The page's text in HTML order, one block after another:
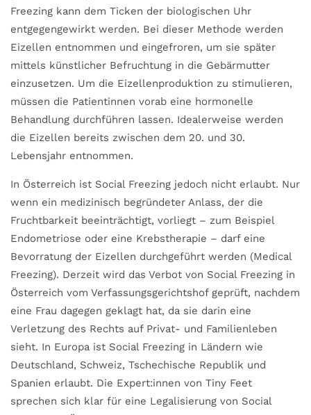
Freezing kann dem Ticken der biologischen Uhr
entgegengewirkt werden. Bei dieser Methode werden
Eizellen entnommen und eingefroren, um sie später
mittels künstlicher Befruchtung in die Gebärmutter
einzusetzen. Um die Eizellenproduktion zu stimulieren,
müssen die Patientinnen vorab eine hormonelle
Behandlung durchführen lassen. Idealerweise werden
die Eizellen bereits zwischen dem 20. und 30.
Lebensjahr entnommen.
In Österreich ist Social Freezing jedoch nicht erlaubt. Nur
wenn ein medizinisch begründeter Anlass, der die
Fruchtbarkeit beeinträchtigt, vorliegt – zum Beispiel
Endometriose oder eine Krebstherapie – darf eine
Bevorratung der Eizellen durchgeführt werden (Medical
Freezing). Derzeit wird das Verbot von Social Freezing in
Österreich vom Verfassungsgerichtshof geprüft, nachdem
eine Frau dagegen geklagt hat, da sie darin eine
Verletzung des Rechts auf Privat- und Familienleben
sieht. In Europa ist Social Freezing in Ländern wie
Deutschland, Schweiz, Tschechische Republik und
Spanien erlaubt. Die Expert:innen von Tiny Feet
sprechen sich klar für eine Legalisierung von Social